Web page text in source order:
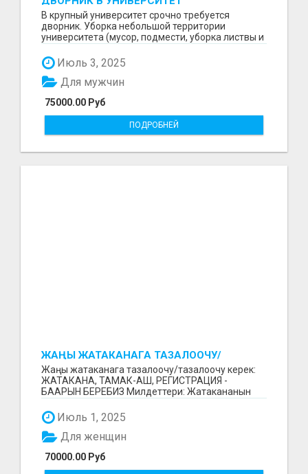
В крупный университет срочно требуется
дворник. Уборка небольшой территории
университета (мусор, подмести, уборка листвы и
снега и т.д) Граф...
Июль 3, 2025
75000.00 Руб
Для мужчин
ПОДРОБНЕЙ
ЖАҢЫ ЖАТАКАНАГА ТАЗАЛООЧУ/
ТАЗАЛООЧУ КЕРЕК
Жаңы жатаканага тазалоочу/тазалоочу керек:
ЖАТАКАНА, ТАМАК-АШ, РЕГИСТРАЦИЯ -
БААРЫН БЕРЕБИЗ Милдеттери: Жатакананын
Июль 1, 2025
70000.00 Руб
Для женщин